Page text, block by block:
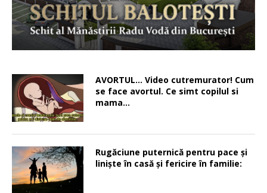
AVORTUL… Video cutremurator! Cum
se face avortul. Ce simt copilul si
mama…
Rugăciune puternică pentru pace şi
linişte în casă şi fericire în familie: